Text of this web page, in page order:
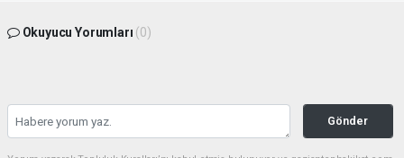
Okuyucu Yorumları (0)
Gönder